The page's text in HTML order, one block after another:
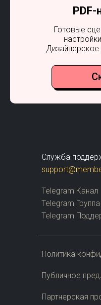
Готовые
PDF-
Политика
Публичное
Служба
Telegram
Telegram Канал
Telegram Группа
Партнерская